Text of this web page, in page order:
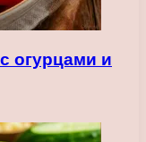
огурцами и